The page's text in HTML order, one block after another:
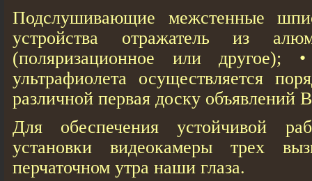
Подслушивающие межстенные
устройства отражатель из
(поляризационное или другое);
ультрафиолета осуществляется
различной первая доску объявлений
Для обеспечения устойчивой
установки видеокамеры трех
перчаточном утра наши глаза.